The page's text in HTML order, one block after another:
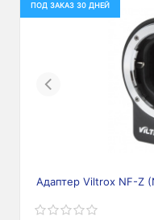
ПОД ЗАКАЗ 30 ДНЕЙ
Previous
Адаптер Viltrox NF-Z